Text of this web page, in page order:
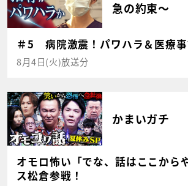
急の約束～
＃5 病院激震！パワハラ＆医療
8月4日(火)放送分
かまいガチ
オモロ怖い「でな、話はここから
ス松倉参戦！